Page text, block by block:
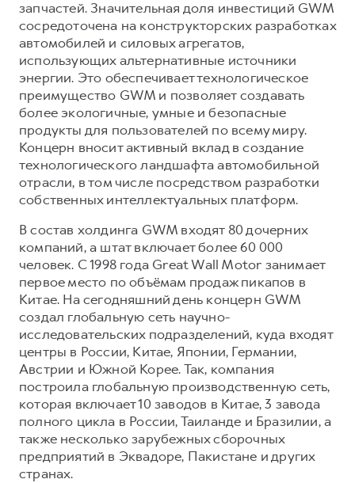
запчастей. Значительная доля инвестиций GWM
сосредоточена на конструкторских разработках
автомобилей и силовых агрегатов,
использующих альтернативные источники
энергии. Это обеспечивает технологическое
преимущество GWM и позволяет создавать
более экологичные, умные и безопасные
продукты для пользователей по всему миру.
Концерн вносит активный вклад в создание
технологического ландшафта автомобильной
отрасли, в том числе посредством разработки
собственных интеллектуальных платформ.
В состав холдинга GWM входят 80 дочерних
компаний, а штат включает более 60 000
человек. С 1998 года Great Wall Motor занимает
первое место по объёмам продаж пикапов в
Китае. На сегодняшний день концерн GWM
создал глобальную сеть научно-
исследовательских подразделений, куда входят
центры в России, Китае, Японии, Германии,
Австрии и Южной Корее. Так, компания
построила глобальную производственную сеть,
которая включает 10 заводов в Китае, 3 завода
полного цикла в России, Таиланде и Бразилии, а
также несколько зарубежных сборочных
предприятий в Эквадоре, Пакистане и других
странах.